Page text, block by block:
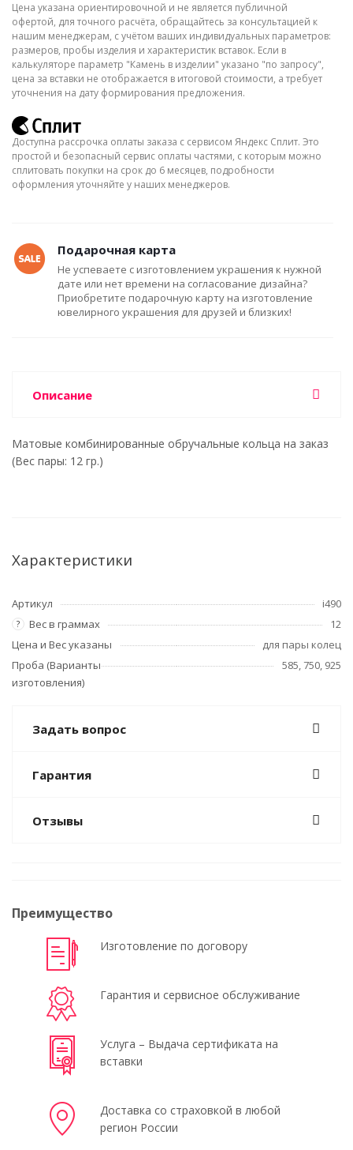
Цена указана ориентировочной и не является публичной
офертой, для точного расчёта, обращайтесь за консультацией к
нашим менеджерам, с учётом ваших индивидуальных параметров:
размеров, пробы изделия и характеристик вставок. Если в
калькуляторе параметр "Камень в изделии" указано "по запросу",
цена за вставки не отображается в итоговой стоимости, а требует
уточнения на дату формирования предложения.
Доступна рассрочка оплаты заказа с сервисом Яндекс Сплит. Это
простой и безопасный сервис оплаты частями, с которым можно
сплитовать покупки на срок до 6 месяцев, подробности
оформления уточняйте у наших менеджеров.
Подарочная карта
Не успеваете с изготовлением украшения к нужной
дате или нет времени на согласование дизайна?
Приобретите подарочную карту на изготовление
ювелирного украшения для друзей и близких!
Описание
Матовые комбинированные обручальные кольца на заказ
(Вес пары: 12 гр.)
Характеристики
Артикул i490
? Вес в граммах
12
Цена и Вес указаны
для пары колец
Проба (Варианты
изготовления)
585, 750, 925
Задать вопрос
Гарантия
Отзывы
Преимущество
Изготовление по договору
Гарантия и сервисное обслуживание
Услуга – Выдача сертификата на
вставки
Доставка со страховкой в любой
регион России